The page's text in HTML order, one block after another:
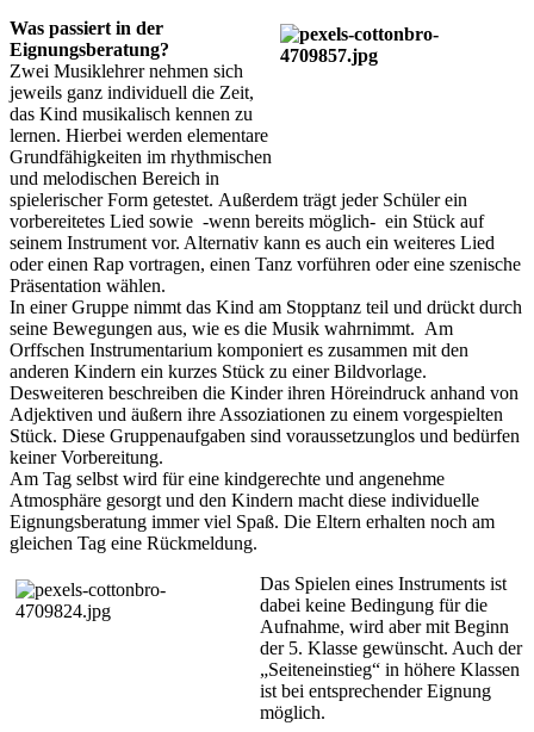
Was passiert in der
Eignungsberatung?
Zwei Musiklehrer nehmen sich
jeweils ganz individuell die Zeit,
das Kind musikalisch kennen zu
lernen. Hierbei werden elementare
Grundfähigkeiten im rhythmischen
und melodischen Bereich in
spielerischer Form getestet. Außerdem trägt jeder Schüler ein
vorbereitetes Lied sowie -wenn bereits möglich- ein Stück auf
seinem Instrument vor. Alternativ kann es auch ein weiteres Lied
oder einen Rap vortragen, einen Tanz vorführen oder eine szenische
Präsentation wählen.
In einer Gruppe nimmt das Kind am Stopptanz teil und drückt durch
seine Bewegungen aus, wie es die Musik wahrnimmt. Am
Orffschen Instrumentarium komponiert es zusammen mit den
anderen Kindern ein kurzes Stück zu einer Bildvorlage.
Desweiteren beschreiben die Kinder ihren Höreindruck anhand von
Adjektiven und äußern ihre Assoziationen zu einem vorgespielten
Stück. Diese Gruppenaufgaben sind voraussetzunglos und bedürfen
keiner Vorbereitung.
Am Tag selbst wird für eine kindgerechte und angenehme
Atmosphäre gesorgt und den Kindern macht diese individuelle
Eignungsberatung immer viel Spaß. Die Eltern erhalten noch am
gleichen Tag eine Rückmeldung.
Das Spielen eines Instruments ist
dabei keine Bedingung für die
Aufnahme, wird aber mit Beginn
der 5. Klasse gewünscht. Auch der
„Seiteneinstieg“ in höhere Klassen
ist bei entsprechender Eignung
möglich.